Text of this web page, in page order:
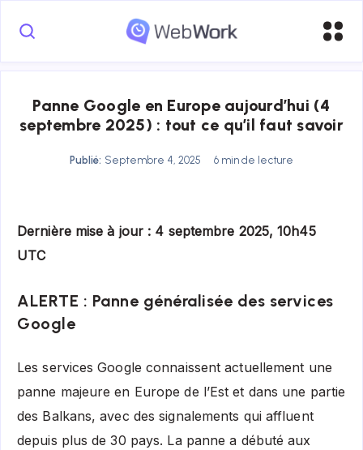
Panne Google en Europe aujourd’hui (4
septembre 2025) : tout ce qu’il faut savoir
Publié: Septembre 4, 2025 6 min de lecture
Dernière mise à jour : 4 septembre 2025, 10h45
UTC
ALERTE : Panne généralisée des services
Google
Les services Google connaissent actuellement une
panne majeure en Europe de l’Est et dans une partie
des Balkans, avec des signalements qui affluent
depuis plus de 30 pays. La panne a débuté aux